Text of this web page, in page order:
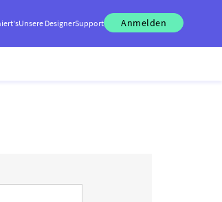
Unsere DesignerSupport Anmelden